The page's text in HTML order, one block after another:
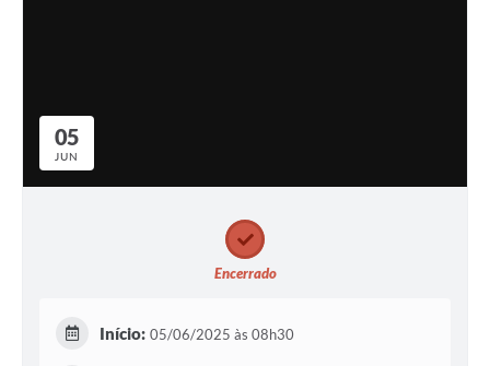
05
JUN
Encerrado
Início: 05/06/2025 às 08h30